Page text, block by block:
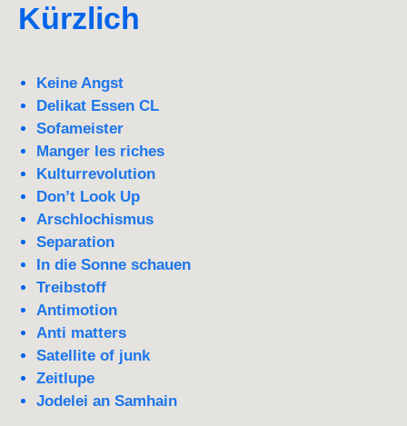
Kürzlich
Keine Angst
Delikat Essen CL
Sofameister
Manger les riches
Kulturrevolution
Don’t Look Up
Arschlochismus
Separation
In die Sonne schauen
Treibstoff
Antimotion
Anti matters
Satellite of junk
Zeitlupe
Jodelei an Samhain